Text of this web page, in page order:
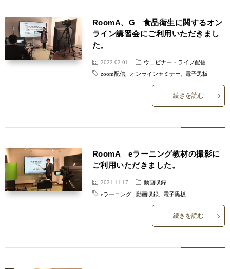
RoomA、G 食品衛生に関するオン
ライン講習会にご利用いただきまし
た。
2022.02.01
ウェビナー・ライブ配信
zoom配信, オンラインセミナー 電子黒板
続きを読む
RoomA eラーニング教材の撮影に
ご利用いただきました。
2021.11.17
動画収録
eラーニング, 動画収録, 電子黒板
続きを読む